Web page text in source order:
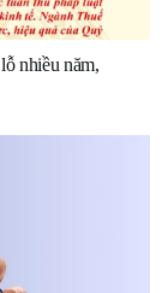
nhiều năm,